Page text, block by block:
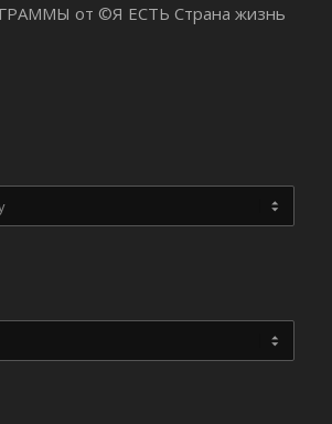
от ©Я ЕСТЬ Страна жизнь